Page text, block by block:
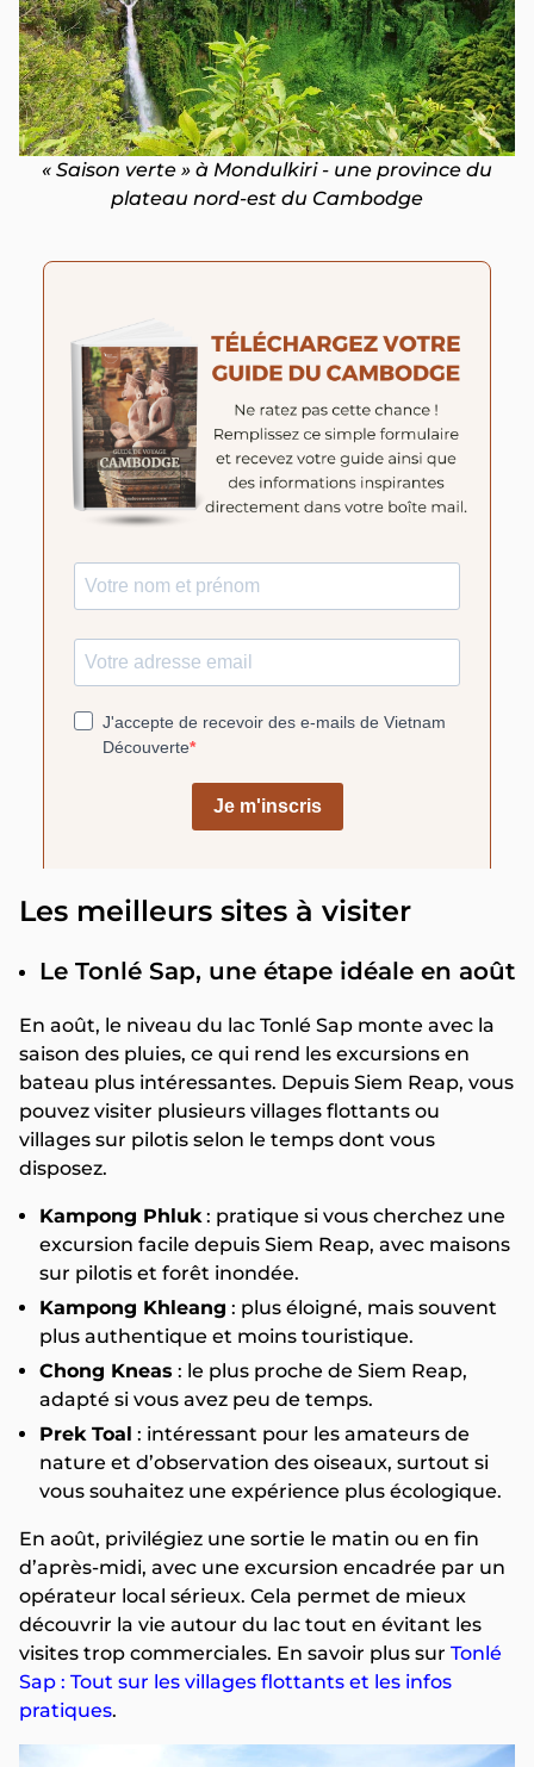
« Saison verte » à Mondulkiri - une province du
plateau nord-est du Cambodge
Les meilleurs sites à visiter
Le Tonlé Sap, une étape idéale en août
En août, le niveau du lac Tonlé Sap monte avec la
saison des pluies, ce qui rend les excursions en
bateau plus intéressantes. Depuis Siem Reap, vous
pouvez visiter plusieurs villages flottants ou
villages sur pilotis selon le temps dont vous
disposez.
Kampong Phluk : pratique si vous cherchez une
excursion facile depuis Siem Reap, avec maisons
sur pilotis et forêt inondée.
Kampong Khleang : plus éloigné, mais souvent
plus authentique et moins touristique.
Chong Kneas : le plus proche de Siem Reap,
adapté si vous avez peu de temps.
Prek Toal : intéressant pour les amateurs de
nature et d’observation des oiseaux, surtout si
vous souhaitez une expérience plus écologique.
En août, privilégiez une sortie le matin ou en fin
d’après-midi, avec une excursion encadrée par un
opérateur local sérieux. Cela permet de mieux
découvrir la vie autour du lac tout en évitant les
visites trop commerciales. En savoir plus sur Tonlé
Sap : Tout sur les villages flottants et les infos
pratiques.